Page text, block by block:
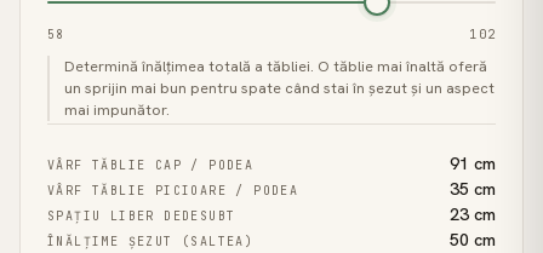
58 102
Determină înălțimea totală a tăbliei. O tăblie mai înaltă oferă
un sprijin mai bun pentru spate când stai în șezut și un aspect
mai impunător.
VÂRF TĂBLIE CAP / PODEA 91 cm
VÂRF TĂBLIE PICIOARE / PODEA 35 cm
SPAȚIU LIBER DEDESUBT 23 cm
ÎNĂLȚIME ȘEZUT (SALTEA) 50 cm